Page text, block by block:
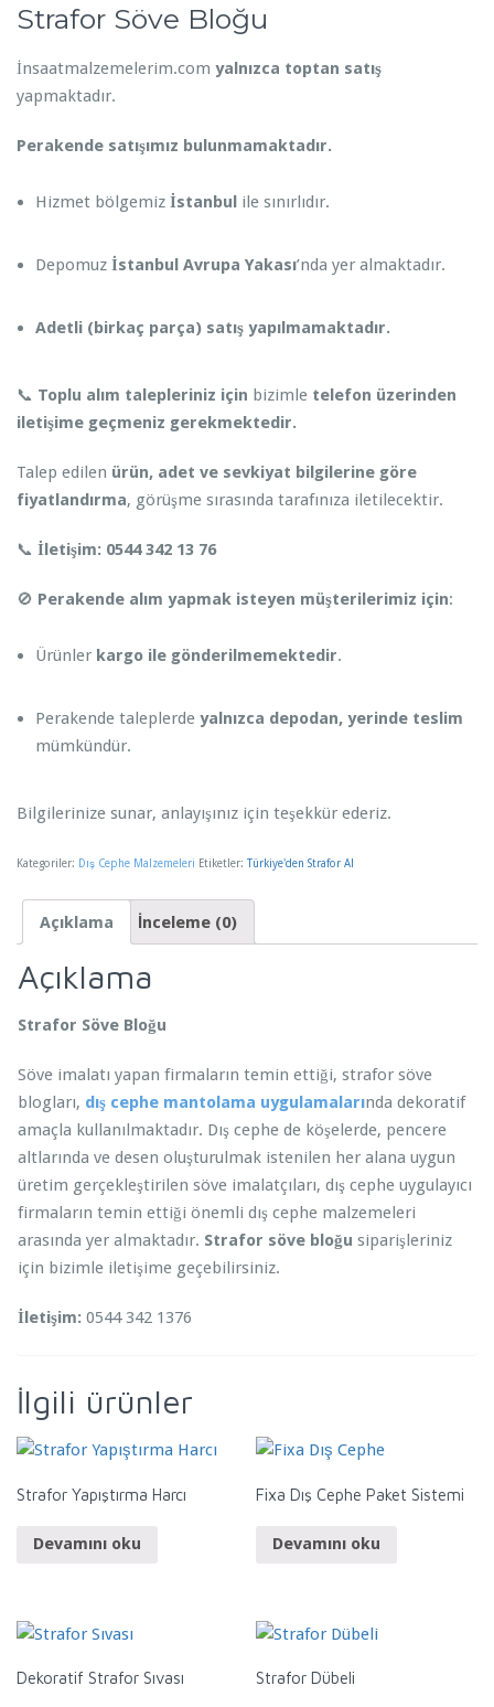
Strafor Söve Bloğu
İnsaatmalzemelerim.com yalnızca toptan satış
yapmaktadır.
Perakende satışımız bulunmamaktadır.
Hizmet bölgemiz İstanbul ile sınırlıdır.
Depomuz İstanbul Avrupa Yakası’nda yer almaktadır.
Adetli (birkaç parça) satış yapılmamaktadır.
📞 Toplu alım talepleriniz için bizimle telefon üzerinden
iletişime geçmeniz gerekmektedir.
Talep edilen ürün, adet ve sevkiyat bilgilerine göre
fiyatlandırma, görüşme sırasında tarafınıza iletilecektir.
📞 İletişim: 0544 342 13 76
🚫 Perakende alım yapmak isteyen müşterilerimiz için:
Ürünler kargo ile gönderilmemektedir.
Perakende taleplerde yalnızca depodan, yerinde teslim
mümkündür.
Bilgilerinize sunar, anlayışınız için teşekkür ederiz.
Kategoriler: Dış Cephe Malzemeleri Etiketler: Türkiye'den Strafor Al
Açıklama İnceleme (0)
Açıklama
Strafor Söve Bloğu
Söve imalatı yapan firmaların temin ettiği, strafor söve
blogları, dış cephe mantolama uygulamalarında dekoratif
amaçla kullanılmaktadır. Dış cephe de köşelerde, pencere
altlarında ve desen oluşturulmak istenilen her alana uygun
üretim gerçekleştirilen söve imalatçıları, dış cephe uygulayıcı
firmaların temin ettiği önemli dış cephe malzemeleri
arasında yer almaktadır. Strafor söve bloğu siparişleriniz
için bizimle iletişime geçebilirsiniz.
İletişim: 0544 342 1376
İlgili ürünler
Strafor Yapıştırma Harcı
Devamını oku
Fixa Dış Cephe Paket Sistemi
Devamını oku
Dekoratif Strafor Sıvası Strafor Dübeli